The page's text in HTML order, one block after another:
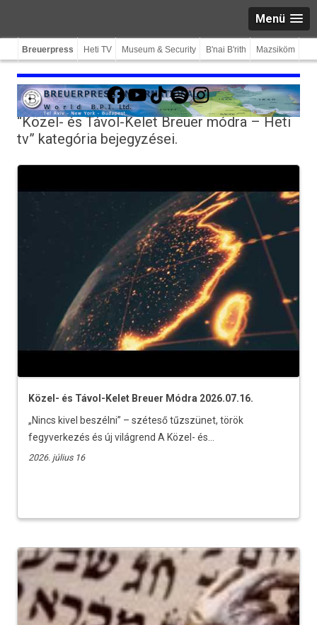
Menü
Breuerpress Heti TV Museum & Security B'nai B'rith Mazsiköm
Facebook
YouTube
TikTokSpotifyInstagram
“Közel- és Távol-Kelet Breuer módra – Heti
tv” kategória bejegyzései.
Közel- és Távol-Kelet Breuer Módra 2026.07.16.
„Nincs kivel beszélni” – széteső tűzszünet, török
fegyverkezés és új világrend A Közel- és...
2026. július 16